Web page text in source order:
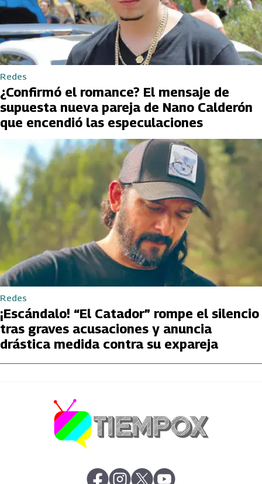
Redes
¿Confirmó el romance? El mensaje de
supuesta nueva pareja de Nano Calderón
que encendió las especulaciones
Redes
¡Escándalo! “El Catador” rompe el silencio
tras graves acusaciones y anuncia
drástica medida contra su expareja
abre en nueva pestaña
abre en nueva pestaña
abre en nueva pestaña